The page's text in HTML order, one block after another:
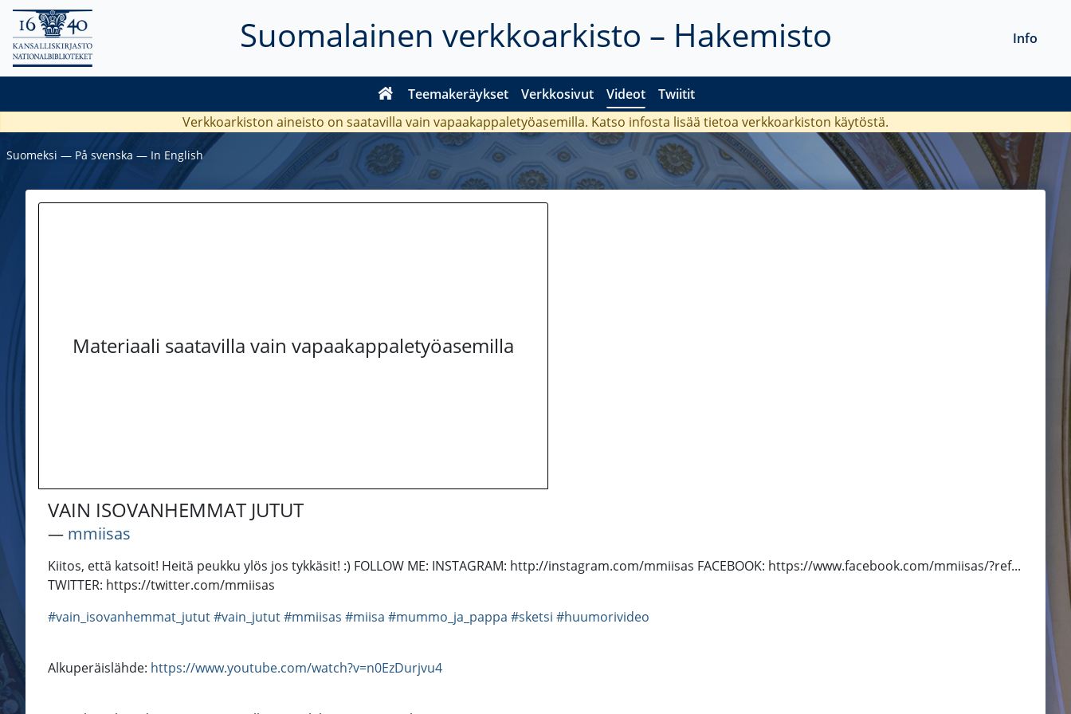
Suomalainen verkkoarkisto – Hakemisto
Teemakeräykset Verkkosivut Videot Twiitit
Info
Verkkoarkiston aineisto on saatavilla vain vapaakappaletyöasemilla. Katso infosta lisää tietoa verkkoarkiston käytöstä.
Suomeksi ― På svenska ― In English
Materiaali saatavilla vain vapaakappaletyöasemilla
VAIN ISOVANHEMMAT JUTUT
― mmiisas
Kiitos, että katsoit! Heitä peukku ylös jos tykkäsit! :) FOLLOW ME: INSTAGRAM: http://instagram.com/mmiisas FACEBOOK: https://www.facebook.com/mmiisas/?ref...
TWITTER: https://twitter.com/mmiisas
#vain_isovanhemmat_jutut#vain_jutut#mmiisas #miisa #mummo_ja_pappa #sketsi #huumorivideo
Alkuperäislähde: https://www.youtube.com/watch?v=n0EzDurjvu4